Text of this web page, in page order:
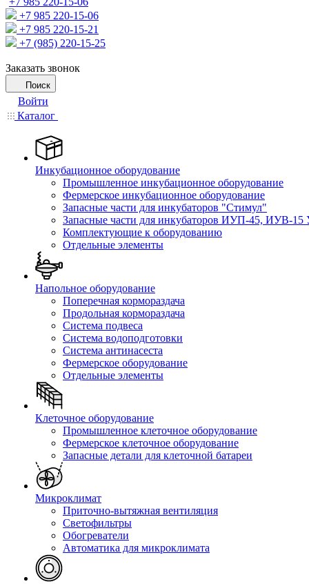
+7 985 220-15-06
+7 985 220-15-21
+7 (985) 220-15-25
Заказать звонок
Поиск
Войти
Каталог
Инкубационное оборудование
Промышленное инкубационное оборудование
Фермерское инкубационное оборудование
Запасные части для инкубаторов "Стимул"
Запасные части для инкубаторов ИУП-45, ИУВ-15
Комплектующие к оборудованию
Отдельные элементы
Напольное оборудование
Поперечная кормораздача
Продольная кормораздача
Система подвеса
Система водоподготовки
Система антинасеста
Фермерское оборудование
Отдельные элементы
Клеточное оборудование
Промышленное клеточное оборудование
Фермерское клеточное оборудование
Запасные детали для клеточной батареи
Микроклимат
Приточно-вытяжная вентиляция
Светофильтры
Обогреватели
Автоматика для микроклимата